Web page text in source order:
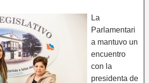
La
Parlamentari
a mantuvo un
encuentro
con la
presidenta de